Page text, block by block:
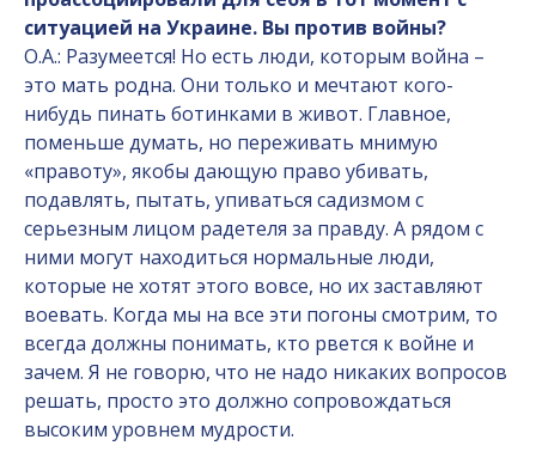
ситуацией на Украине. Вы против войны?
О.А.: Разумеется! Но есть люди, которым война –
это мать родна. Они только и мечтают кого-
нибудь пинать ботинками в живот. Главное,
поменьше думать, но переживать мнимую
«правоту», якобы дающую право убивать,
подавлять, пытать, упиваться садизмом с
серьезным лицом радетеля за правду. А рядом с
ними могут находиться нормальные люди,
которые не хотят этого вовсе, но их заставляют
воевать. Когда мы на все эти погоны смотрим, то
всегда должны понимать, кто рвется к войне и
зачем. Я не говорю, что не надо никаких вопросов
решать, просто это должно сопровождаться
высоким уровнем мудрости.